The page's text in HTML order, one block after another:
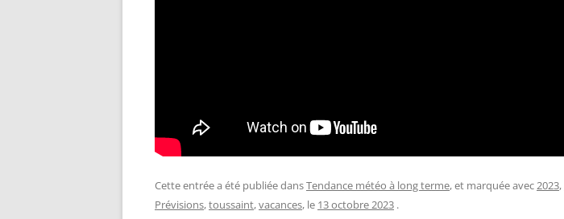
Cette entrée a été publiée dansTendance météo à long terme, et marquée avec 2023,
Prévisions,toussaint,vacances, le 13 octobre 2023 .